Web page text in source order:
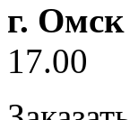
г. Омск
17.00